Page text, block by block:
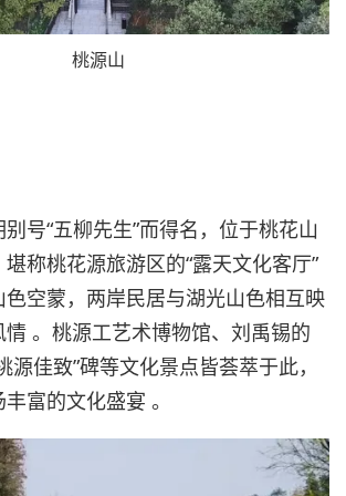
桃源山
号“五柳先生”而得名，位于桃花山
称桃花源旅游区的“露天文化客厅”
空蒙，两岸民居与湖光山色相互映
。桃源工艺术博物馆、刘禹锡的
源佳致”碑等文化景点皆荟萃于此，
富的文化盛宴 。